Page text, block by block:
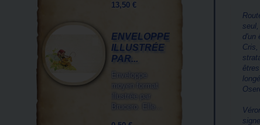
d'un
13,50 €
ENVELOPPE
ILLUSTRÉE
PAR...
Enveloppe
moyen format
illustrée par
Brucero. Elle...